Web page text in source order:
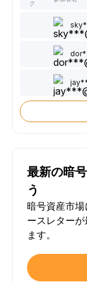
ク
最新の暗
う
暗号資産市
ースレター
ます。